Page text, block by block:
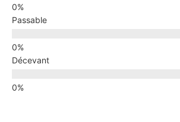
Passable
Décevant